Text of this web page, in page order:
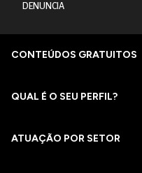
DENUNCIA
CONTEÚDOS GRATUITOS
QUAL É O SEU PERFIL?
ATUAÇÃO POR SETOR